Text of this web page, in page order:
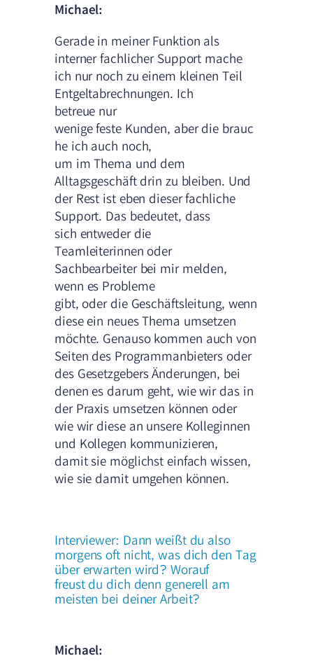
Michael:
Gerade in meiner Funktion als
interner fachlicher Support mache
ich nur noch zu einem kleinen Teil
Entgeltabrechnungen. Ich
betreue nur
wenige feste Kunden, aber die brauc
he ich auch noch,
um im Thema und dem
Alltagsgeschäft drin zu bleiben. Und
der Rest ist eben dieser fachliche
Support. Das bedeutet, dass
sich entweder die
Teamleiterinnen oder
Sachbearbeiter bei mir melden,
wenn es Probleme
gibt, oder die Geschäftsleitung, wenn
diese ein neues Thema umsetzen
möchte. Genauso kommen auch von
Seiten des Programmanbieters oder
des Gesetzgebers Änderungen, bei
denen es darum geht, wie wir das in
der Praxis umsetzen können oder
wie wir diese an unsere Kolleginnen
und Kollegen kommunizieren,
damit sie möglichst einfach wissen,
wie sie damit umgehen können.
Interviewer: Dann weißt du also
morgens oft nicht, was dich den Tag
über erwarten wird? Worauf
freust du dich denn generell am
meisten bei deiner Arbeit?
Michael: